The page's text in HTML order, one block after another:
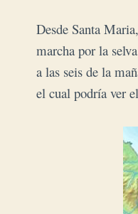
Desde Santa
marcha por la
a las seis de la
el cual podría ver